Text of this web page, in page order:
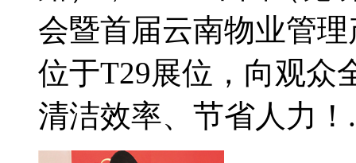
会暨首届云南物业管
位于T29展位，向观众
清洁效率、节省人力！